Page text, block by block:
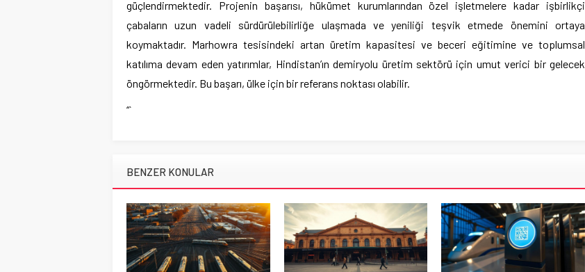
güçlendirmektedir. Projenin başarısı, hükümet kurumlarından özel işletmelere kadar işbirlikçi
çabaların uzun vadeli sürdürülebilirliğe ulaşmada ve yeniliği teşvik etmede önemini ortaya
koymaktadır. Marhowra tesisindeki artan üretim kapasitesi ve beceri eğitimine ve toplumsal
katılıma devam eden yatırımlar, Hindistan’ın demiryolu üretim sektörü için umut verici bir gelecek
öngörmektedir. Bu başarı, ülke için bir referans noktası olabilir.
“`
BENZER KONULAR